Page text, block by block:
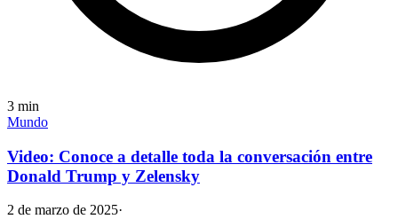
3 min
Mundo
Video: Conoce a detalle toda la conversación entre
Donald Trump y Zelensky
2 de marzo de 2025·